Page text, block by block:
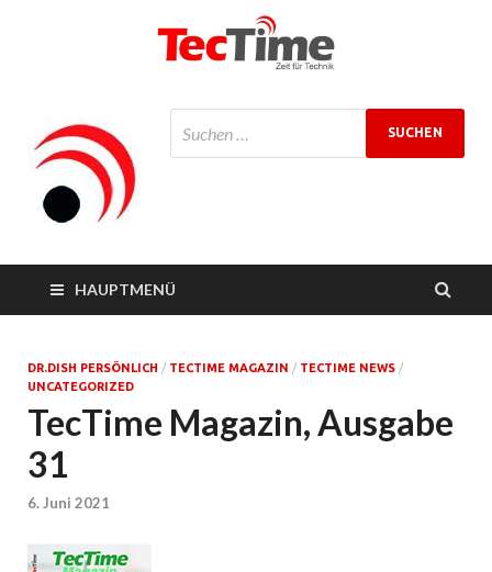
TecTime
HAUPTMENÜ
DR.DISH PERSÖNLICH / TECTIME MAGAZIN / TECTIME NEWS /
UNCATEGORIZED
TecTime Magazin, Ausgabe
31
6. Juni 2021